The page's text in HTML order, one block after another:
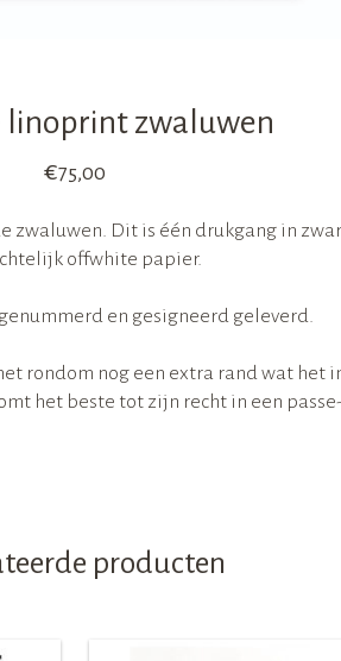
zwaluwen
€75,00
zwaluwen. Dit is één drukgang in
offwhite papier.
en gesigneerd geleverd.
rondom nog een extra rand wat het
het beste tot zijn recht in een
producten